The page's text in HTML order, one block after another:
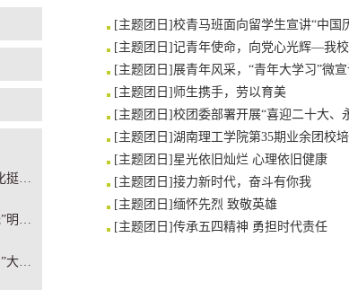
建功“十五五”，青春为中国式现代化挺膺担当 ——我校2026年暑期“三下乡”社会实践正式启动
湖南理工大学“青春筑梦，社韵流光”明星社团答辩会圆满落幕
湖南理工大学举行2026年“西部计划”大学生志愿者出征仪式
[主题团日 ]校青马班面向留学生宣讲“中国
[主题团日 ]记青年使命，向党心光辉—我
[主题团日 ] 展青年风采，“青年大学习”微
[主题团日 ] 师生携手，劳以育美
[主题团日 ]校团委部署开展“喜迎二十大、
[主题团日 ]湖南理工学院第35期业余团校
[主题团日 ] 星光依旧灿烂 心理依旧健康
[主题团日 ]接力新时代，奋斗有你我
[主题团日 ]缅怀先烈 致敬英雄
[主题团日 ]传承五四精神 勇担时代责任